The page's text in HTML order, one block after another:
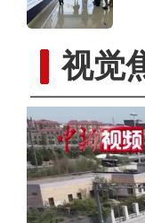
视觉